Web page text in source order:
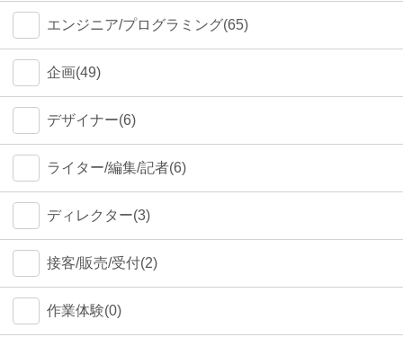
エンジニア/プログラミング(65)
企画(49)
デザイナー(6)
ライター/編集/記者(6)
ディレクター(3)
接客/販売/受付(2)
作業体験(0)